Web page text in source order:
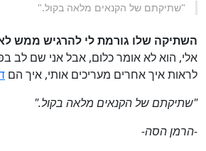
"שתיקתם של הקנאים מלאה בקול."
השתיקה שלו גורמת לי להרגיש ממש
אלי, הוא לא אומר כלום, אבל אני שם לב
לראות איך אחרים מעריכים אותי, איך הם
"שתיקתם של הקנאים מלאה בקול."
-הרמן הסה-